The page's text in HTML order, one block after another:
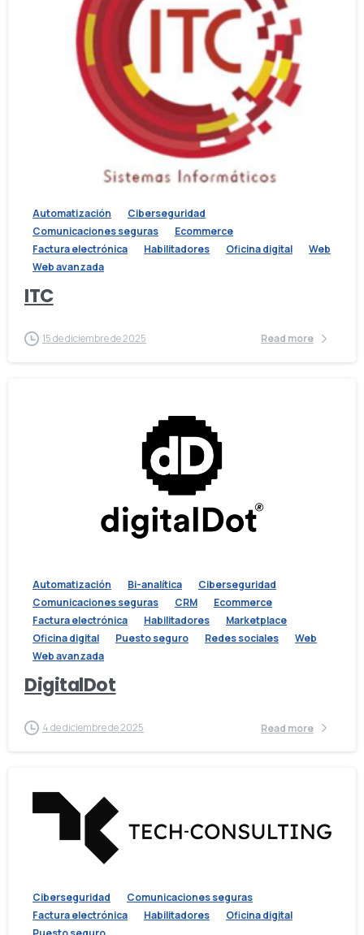
Automatización
Ciberseguridad
Comunicaciones seguras
Ecommerce
Factura electrónica
Habilitadores Oficina digital
Web
Web avanzada
ITC
15 de diciembre de 2025 Read more
Automatización Bi-analítica
Ciberseguridad
Comunicaciones seguras
CRM
Ecommerce
Factura electrónica
Habilitadores
Marketplace
Oficina digital
Puesto seguro Redes sociales
Web
Web avanzada
DigitalDot
4 de diciembre de 2025 Read more
Ciberseguridad
Comunicaciones seguras
Factura electrónica
Habilitadores
Oficina digital